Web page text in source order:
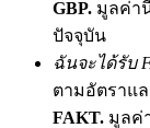
GBP. มูลค่า
ปัจจุบัน
ฉันจะได้รับ
ตามอัตราแ
FAKT. มูลค่